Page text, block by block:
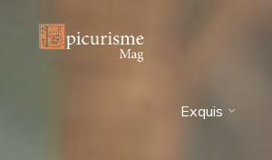
Exquis